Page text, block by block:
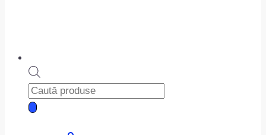
Products
search